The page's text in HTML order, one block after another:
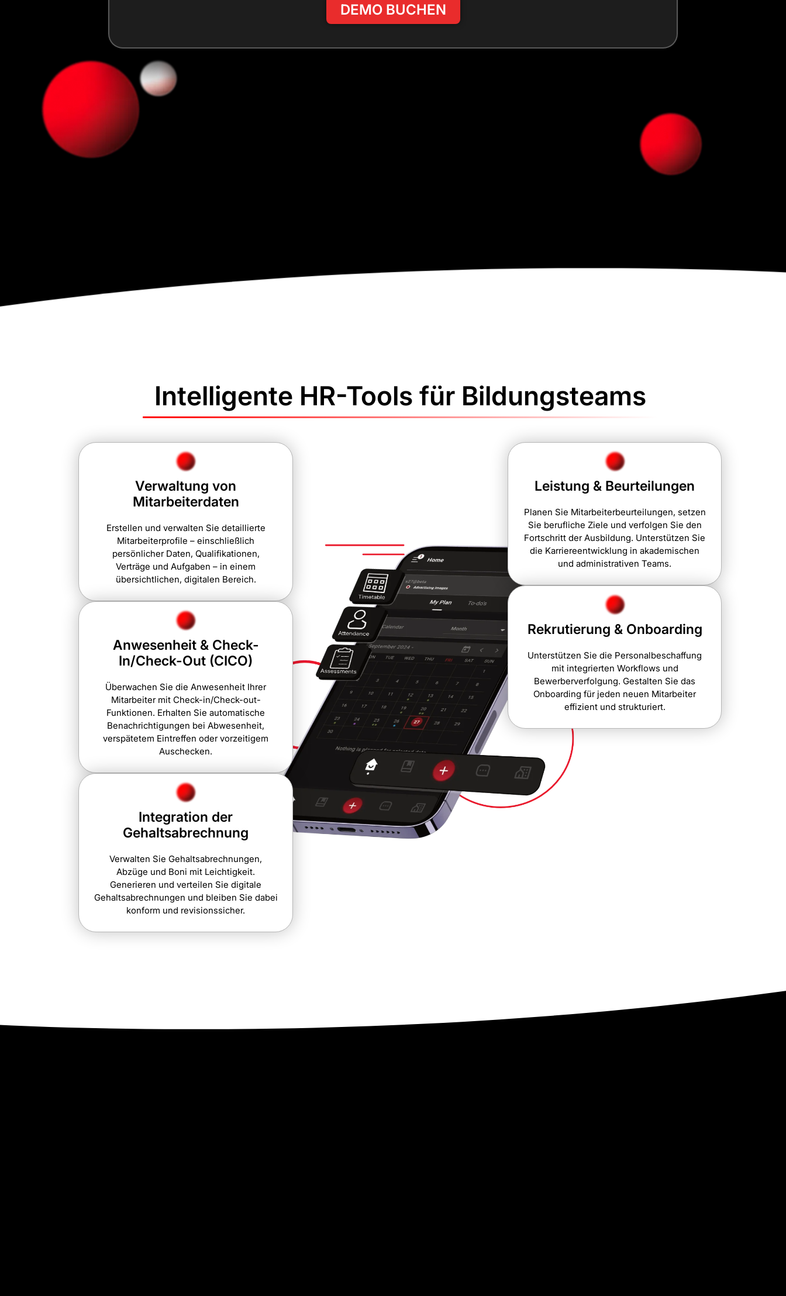
DEMO BUCHEN
Intelligente HR-Tools für Bildungsteams
Verwaltung von
Mitarbeiterdaten
Erstellen und verwalten Sie detaillierte
Mitarbeiterprofile – einschließlich
persönlicher Daten, Qualifikationen,
Verträge und Aufgaben – in einem
übersichtlichen, digitalen Bereich.
Anwesenheit & Check-
In/Check-Out (CICO)
Überwachen Sie die Anwesenheit Ihrer
Mitarbeiter mit Check-in/Check-out-
Funktionen. Erhalten Sie automatische
Benachrichtigungen bei Abwesenheit,
verspätetem Eintreffen oder vorzeitigem
Auschecken.
Integration der
Gehaltsabrechnung
Verwalten Sie Gehaltsabrechnungen,
Abzüge und Boni mit Leichtigkeit.
Generieren und verteilen Sie digitale
Gehaltsabrechnungen und bleiben Sie dabei
konform und revisionssicher.
Leistung & Beurteilungen
Planen Sie Mitarbeiterbeurteilungen, setzen
Sie berufliche Ziele und verfolgen Sie den
Fortschritt der Ausbildung. Unterstützen Sie
die Karriereentwicklung in akademischen
und administrativen Teams.
Rekrutierung & Onboarding
Unterstützen Sie die Personalbeschaffung
mit integrierten Workflows und
Bewerberverfolgung. Gestalten Sie das
Onboarding für jeden neuen Mitarbeiter
effizient und strukturiert.